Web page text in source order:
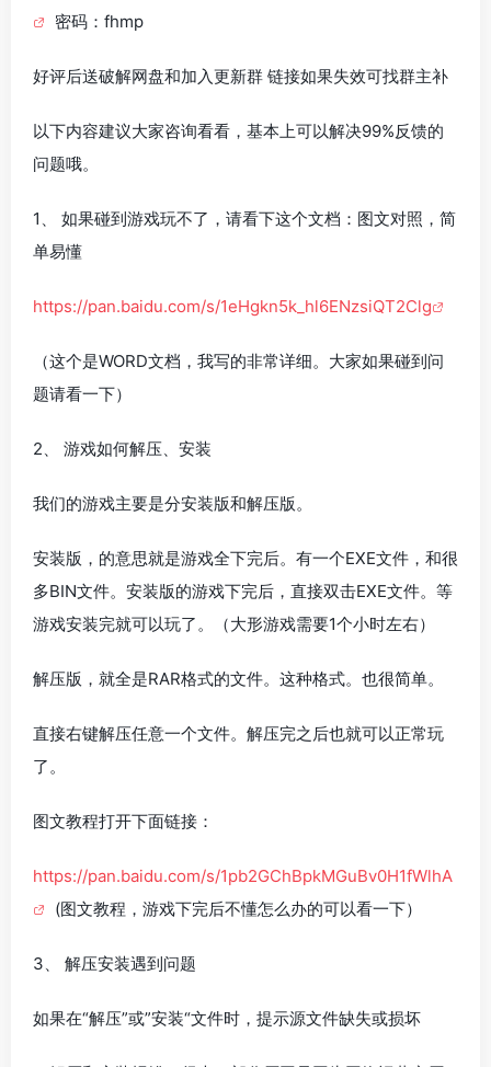
密码：fhmp
好评后送破解网盘和加入更新群 链接如果失效可找群主补
以下内容建议大家咨询看看，基本上可以解决99%反馈的
问题哦。
1、 如果碰到游戏玩不了，请看下这个文档：图文对照，简
单易懂
https://pan.baidu.com/s/1eHgkn5k_hl6ENzsiQT2Clg
（这个是WORD文档，我写的非常详细。大家如果碰到问
题请看一下）
2、 游戏如何解压、安装
我们的游戏主要是分安装版和解压版。
安装版，的意思就是游戏全下完后。有一个EXE文件，和很
多BIN文件。安装版的游戏下完后，直接双击EXE文件。等
游戏安装完就可以玩了。（大形游戏需要1个小时左右）
解压版，就全是RAR格式的文件。这种格式。也很简单。
直接右键解压任意一个文件。解压完之后也就可以正常玩
了。
图文教程打开下面链接：
https://pan.baidu.com/s/1pb2GChBpkMGuBv0H1fWlhA
(图文教程，游戏下完后不懂怎么办的可以看一下）
3、 解压安装遇到问题
如果在“解压”或”安装“文件时，提示源文件缺失或损坏